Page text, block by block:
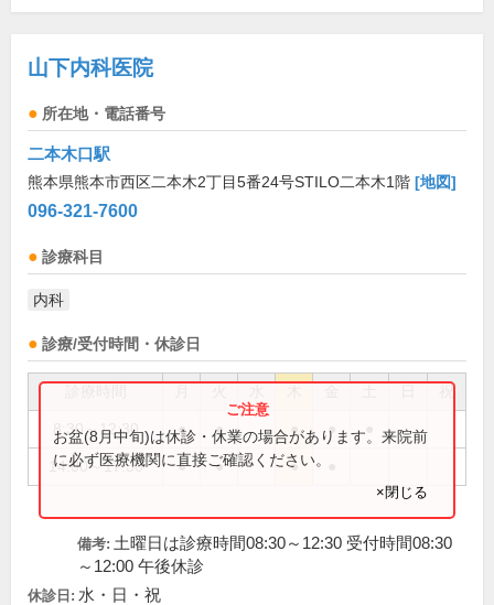
山下内科医院
所在地・電話番号
二本木口駅
熊本県熊本市西区二本木2丁目5番24号STILO二本木1階 [地図]
096-321-7600
診療科目
内科
診療/受付時間・休診日
祝
8:30～12:30 ● ● ● ●
14:00～17:30 ● ● ●
お盆(8月中旬)は休診・休業の場合があります。来院前
に必ず医療機関に直接ご確認ください。
×閉じる
備考: 土曜日は診療時間08:30～12:30 受付時間08:30
～12:00 午後休診
休診日: 水・日・祝